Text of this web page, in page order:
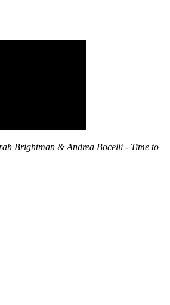
Brightman & Andrea Bocelli - Time to